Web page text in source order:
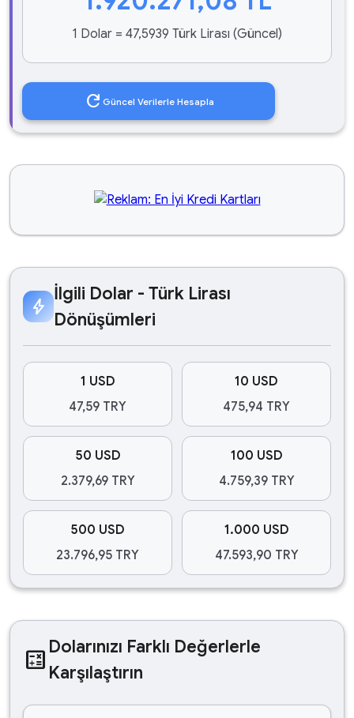
1 Dolar = 47,5939 Türk Lirası (Güncel)
refresh Güncel Verilerle Hesapla
bolt
İlgili Dolar - Türk Lirası
Dönüşümleri
1 USD
47,59 TRY
10 USD
475,94 TRY
50 USD
2.379,69 TRY
100 USD
4.759,39 TRY
500 USD
23.796,95 TRY
1.000 USD
47.593,90 TRY
calculate Dolarınızı Farklı Değerlerle
Karşılaştırın